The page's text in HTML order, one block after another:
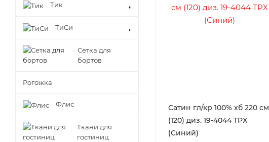
Сатин гл/кр 100% хб 220 см
(120) диз. 19-4044 TPX
(Синий)
Тик
ТиСи
Сетка для
бортов
Рогожка
Флис
Ткани для
гостиниц